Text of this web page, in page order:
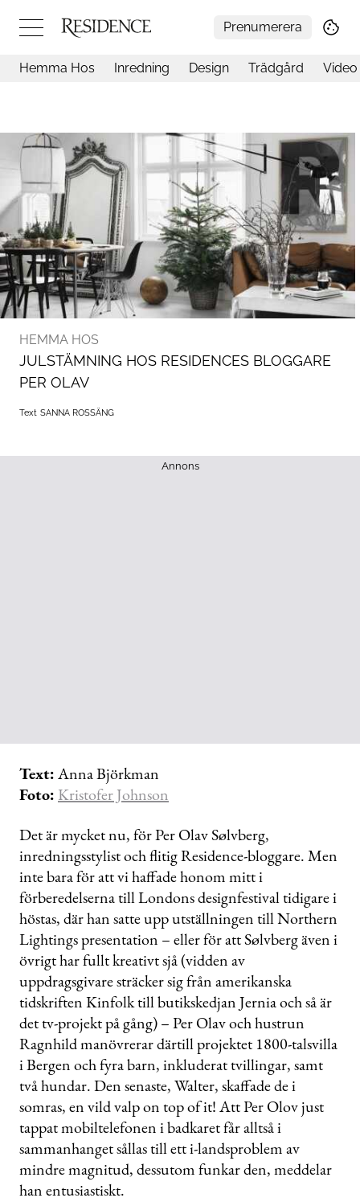
Prenumerera
Design
Trädgård
Video
Inredning
Livsstil
Resor
Mat & Dryck
Influencers
Mer
Hemma Hos Inredning Design Trädgård Video
HEMMA HOS
JULSTÄMNING HOS RESIDENCES BLOGGARE
PER OLAV
Text SANNA ROSSÄNG
Annons
Text:Anna Björkman
Foto: Kristofer Johnson
Det är mycket nu, för Per Olav Sølvberg,
inrednings­stylist och flitig Residence-bloggare. Men
inte bara för att vi haffade honom mitt i
förberedelserna till Londons designfestival tidigare i
höstas, där han satte upp utställningen till Northern
Lightings presentation – eller för att Sølvberg även i
övrigt har fullt kreativt sjå (vidden av
uppdragsgivare sträcker sig från amerikanska
tidskriften Kinfolk till butikskedjan Jernia och så är
det tv-projekt på gång) – Per Olav och hustrun
Ragnhild manövrerar därtill projektet 1800-talsvilla
i Bergen och fyra barn, inkluderat tvillingar,samt
två hundar. Den senaste, Walter, skaffade de i
somras, en vild valp on top of it! Att Per Olov just
tappat mobiltelefonen i badkaret får alltså i
sammanhanget sållas till ett i-landsproblem av
mindre magnitud, dessutom funkar den, meddelar
han entusiastiskt.